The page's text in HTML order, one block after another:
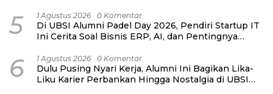
5 1 Agustus 2026 0 Komentar
Di UBSI Alumni Padel Day 2026, Pendiri Startup IT
Ini Cerita Soal Bisnis ERP, AI, dan Pentingnya
6 1 Agustus 2026 0 Komentar
Dulu Pusing Nyari Kerja, Alumni Ini Bagikan Lika-
Liku Karier Perbankan Hingga Nostalgia di UBSI